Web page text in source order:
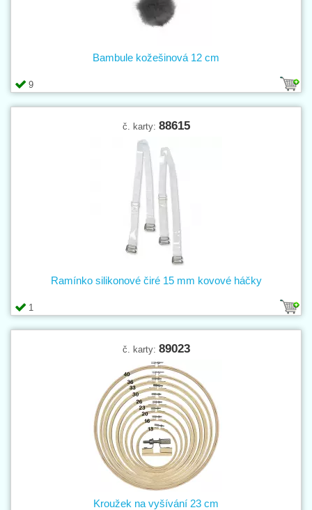
9
Bambule kožešinová 12 cm
č. karty: 88615
1
Ramínko silikonové čiré 15 mm kovové háčky
č. karty: 89023
Kroužek na vyšívání 23 cm